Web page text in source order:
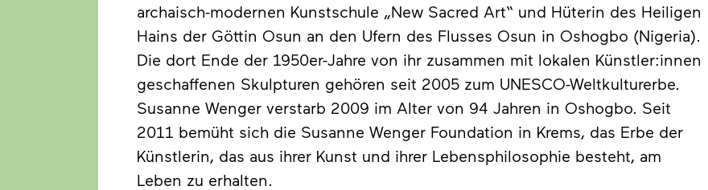
archaisch-modernen Kunstschule „New Sacred Art“ und Hüterin des Heiligen
Hains der Göttin Osun an den Ufern des Flusses Osun in Oshogbo (Nigeria).
Die dort Ende der 1950er-Jahre von ihr zusammen mit lokalen Künstler:innen
geschaffenen Skulpturen gehören seit 2005 zum UNESCO-Weltkulturerbe.
Susanne Wenger verstarb 2009 im Alter von 94 Jahren in Oshogbo. Seit
2011 bemüht sich die Susanne Wenger Foundation in Krems, das Erbe der
Künstlerin, das aus ihrer Kunst und ihrer Lebensphilosophie besteht, am
Leben zu erhalten.